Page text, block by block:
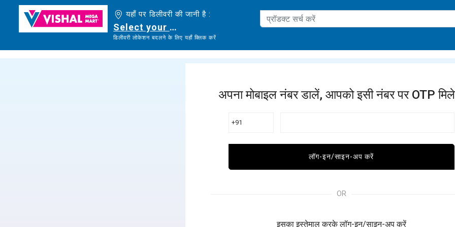
यहाँ पर डिलीवरी की जानी है :
Select your delivery location
डिलीवरी लोकेशन बदलने के लिए यहाँ क्लिक करें
अपना मोबाइल नंबर डालें, आपको इसी नंबर पर OTP
+91
लॉग-इन/साइन-अप करें
OR
इसका इस्तेमाल करके लॉग-इन/साइन-अप करें